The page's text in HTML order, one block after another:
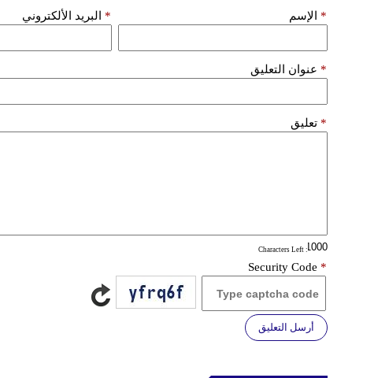
الإسم * البريد الألكتروني *
عنوان التعليق *
تعليق *
: Characters Left
Security Code *
أرسل التعليق